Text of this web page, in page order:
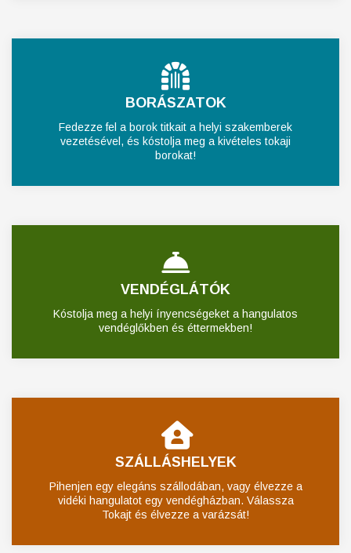
BORÁSZATOK
Fedezze fel a borok titkait a helyi szakemberek
vezetésével, és kóstolja meg a kivételes tokaji
borokat!
VENDÉGLÁTÓK
Kóstolja meg a helyi ínyencségeket a hangulatos
vendéglőkben és éttermekben!
SZÁLLÁSHELYEK
Pihenjen egy elegáns szállodában, vagy élvezze a
vidéki hangulatot egy vendégházban. Válassza
Tokajt és élvezze a varázsát!